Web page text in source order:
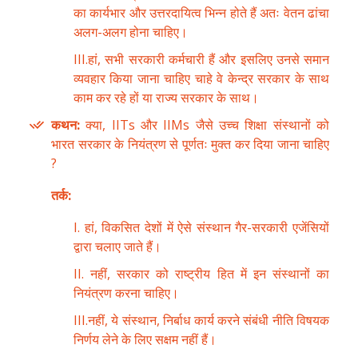
का कार्यभार और उत्तरदायित्व भिन्न होते हैं अतः वेतन ढांचा
अलग-अलग होना चाहिए।
III.हां, सभी सरकारी कर्मचारी हैं और इसलिए उनसे समान
व्यवहार किया जाना चाहिए चाहे वे केन्द्र सरकार के साथ
काम कर रहे हों या राज्य सरकार के साथ।
कथन: क्या, IITs और IIMs जैसे उच्च शिक्षा संस्थानों को
भारत सरकार के नियंत्रण से पूर्णतः मुक्त कर दिया जाना चाहिए
?
तर्क:
I. हां, विकसित देशों में ऐसे संस्थान गैर-सरकारी एजेंसियों
द्वारा चलाए जाते हैं।
II. नहीं, सरकार को राष्ट्रीय हित में इन संस्थानों का
नियंत्रण करना चाहिए।
III.नहीं, ये संस्थान, निर्बाध कार्य करने संबंधी नीति विषयक
निर्णय लेने के लिए सक्षम नहीं हैं।